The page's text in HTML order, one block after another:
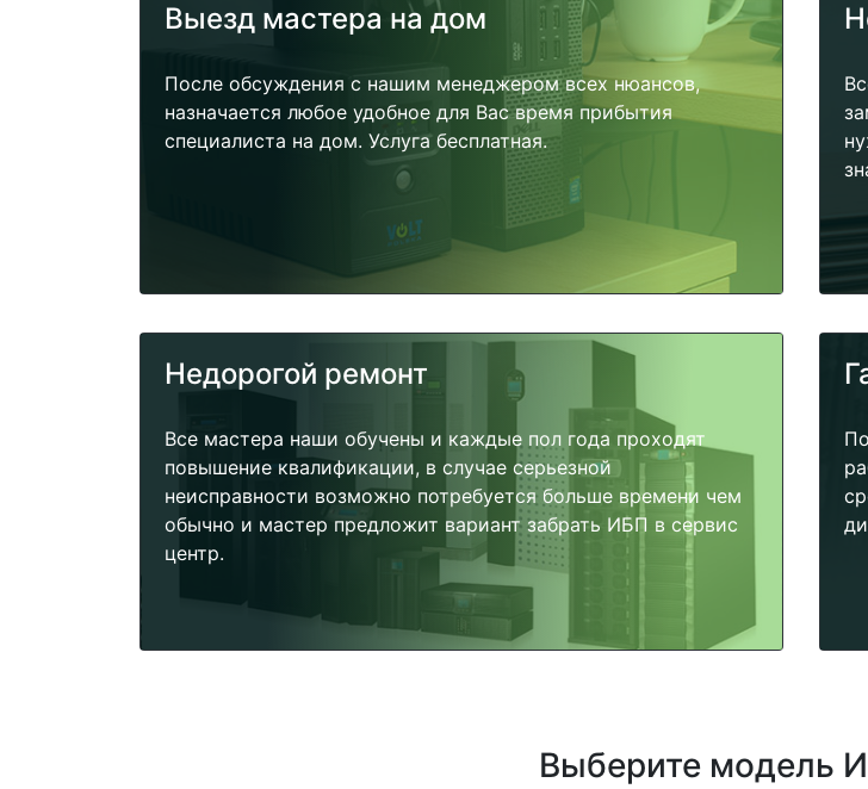
Выезд мастера на дом
После обсуждения с нашим менеджером всех нюансов,
назначается любое удобное для Вас время прибытия
специалиста на дом. Услуга бесплатная.
Недорогой ремонт
Все мастера наши обучены и каждые пол года проходят
повышение квалификации, в случае серьезной
неисправности возможно потребуется больше времени чем
обычно и мастер предложит вариант забрать ИБП в сервис
центр.
Выберите модель